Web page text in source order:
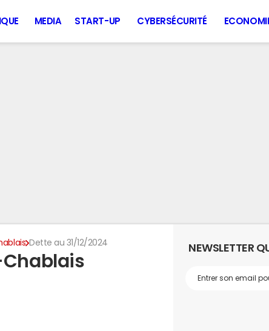
MEDIA START-UP CYBERSÉCURITÉ
Dette au 31/12/2024 NEWSLETTER